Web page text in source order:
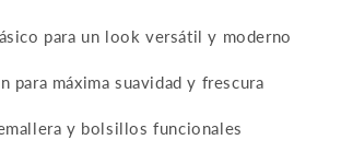
para un look versátil y moderno
para máxima suavidad y frescura
y bolsillos funcionales